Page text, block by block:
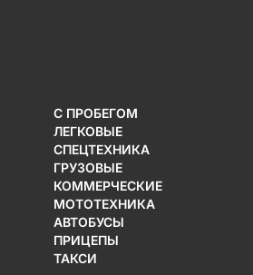
С ПРОБЕГОМ
ЛЕГКОВЫЕ
СПЕЦТЕХНИКА
ГРУЗОВЫЕ
КОММЕРЧЕСКИЕ
МОТОТЕХНИКА
АВТОБУСЫ
ПРИЦЕПЫ
ТАКСИ